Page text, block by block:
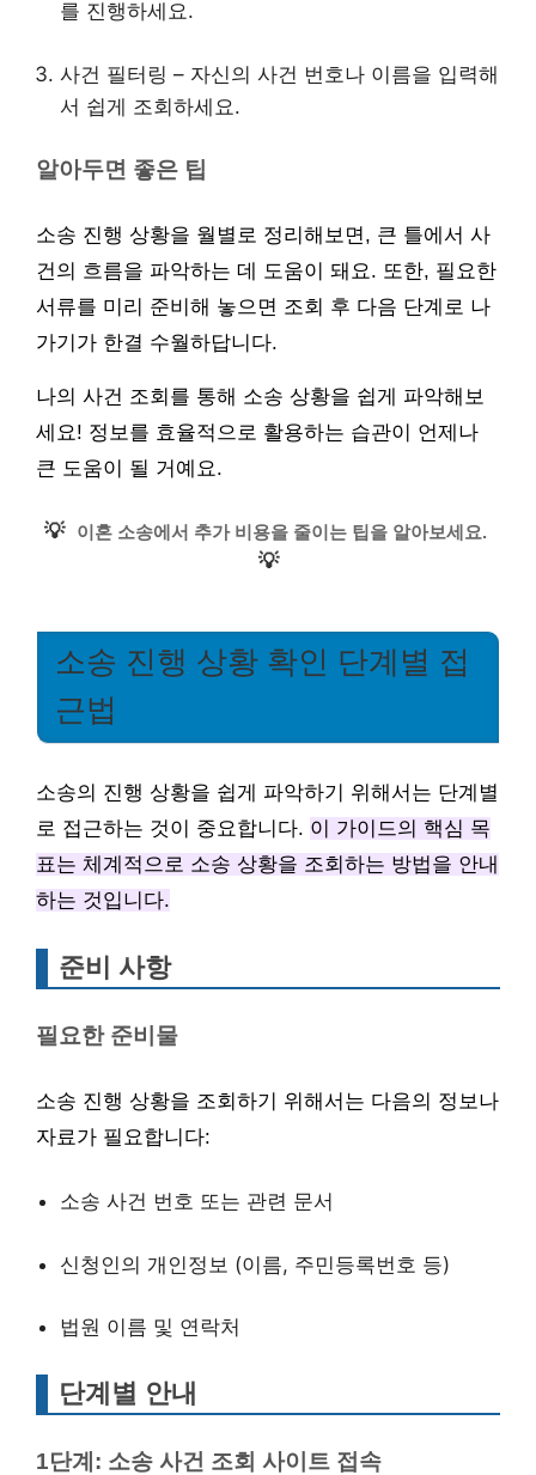
를 진행하세요.
사건 필터링 – 자신의 사건 번호나 이름을 입력해
서 쉽게 조회하세요.
알아두면 좋은 팁
소송 진행 상황을 월별로 정리해보면, 큰 틀에서 사
건의 흐름을 파악하는 데 도움이 돼요. 또한, 필요한
서류를 미리 준비해 놓으면 조회 후 다음 단계로 나
가기가 한결 수월하답니다.
나의 사건 조회를 통해 소송 상황을 쉽게 파악해보
세요! 정보를 효율적으로 활용하는 습관이 언제나
큰 도움이 될 거예요.
💡 이혼 소송에서 추가 비용을 줄이는 팁을 알아보세요.
💡
소송 진행 상황 확인 단계별 접
근법
소송의 진행 상황을 쉽게 파악하기 위해서는 단계별
로 접근하는 것이 중요합니다. 이 가이드의 핵심 목
표는 체계적으로 소송 상황을 조회하는 방법을 안내
하는 것입니다.
준비 사항
필요한 준비물
소송 진행 상황을 조회하기 위해서는 다음의 정보나
자료가 필요합니다:
소송 사건 번호 또는 관련 문서
신청인의 개인정보 (이름, 주민등록번호 등)
법원 이름 및 연락처
단계별 안내
1단계: 소송 사건 조회 사이트 접속